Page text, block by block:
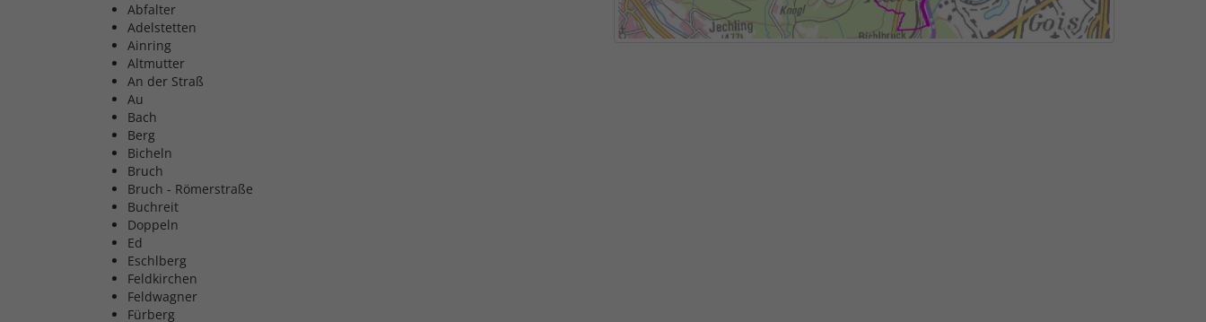
Abfalter
Adelstetten
Ainring
Altmutter
An der Straß
Au
Bach
Berg
Bicheln
Bruch
Bruch - Römerstraße
Buchreit
Doppeln
Ed
Eschlberg
Feldkirchen
Feldwagner
Fürberg